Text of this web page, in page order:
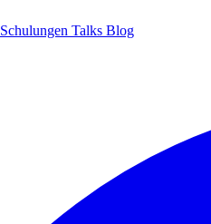
Schulungen Talks Blog